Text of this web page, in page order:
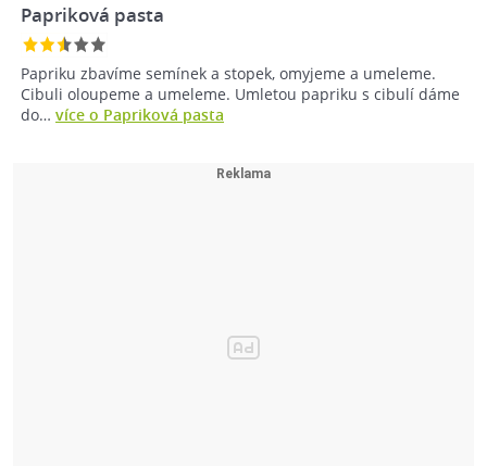
Papriková pasta
Papriku zbavíme semínek a stopek, omyjeme a umeleme.
Cibuli oloupeme a umeleme. Umletou papriku s cibulí dáme
do… více o Papriková pasta